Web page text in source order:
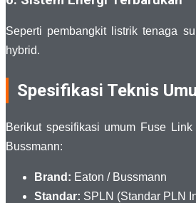
Seperti pembangkit listrik tenaga
hybrid.
Spesifikasi Teknis
Berikut spesifikasi umum Fuse
Bussmann:
Brand: Eaton / Bussmann
Standar: SPLN (Standar PLN